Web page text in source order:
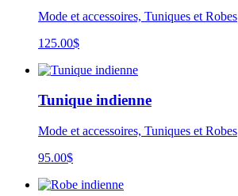
Mode et accessoires, Tuniques et Robes
125.00$
Tunique indienne
Mode et accessoires, Tuniques et Robes
95.00$